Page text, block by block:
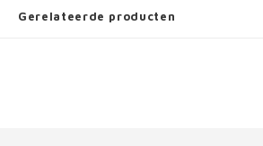
Gerelateerde producten